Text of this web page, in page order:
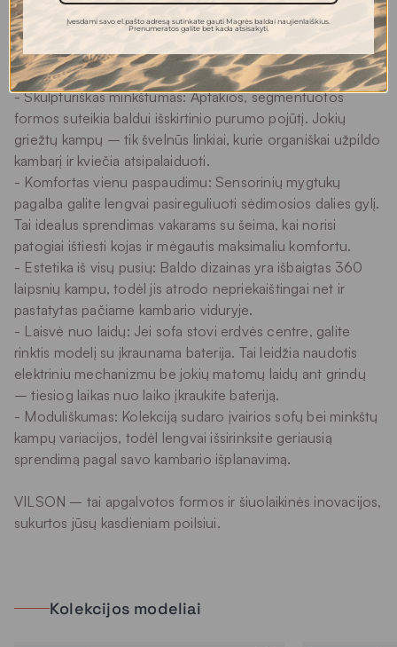
konstrukcija sukuria vizualų lengvumą ir harmoniją jūsų
namų erdvėje.
Kuo išskirtinė VILSON kolekcija?
- Skulptūriškas minkštumas: Aptakios, segmentuotos
formos suteikia baldui išskirtinio purumo pojūtį. Jokių
griežtų kampų – tik švelnūs linkiai, kurie organiškai užpildo
kambarį ir kviečia atsipalaiduoti.
- Komfortas vienu paspaudimu: Sensorinių mygtukų
pagalba galite lengvai pasireguliuoti sėdimosios dalies gylį.
Tai idealus sprendimas vakarams su šeima, kai norisi
patogiai ištiesti kojas ir mėgautis maksimaliu komfortu.
- Estetika iš visų pusių: Baldo dizainas yra išbaigtas 360
laipsnių kampu, todėl jis atrodo nepriekaištingai net ir
pastatytas pačiame kambario viduryje.
- Laisvė nuo laidų: Jei sofa stovi erdvės centre, galite
rinktis modelį su įkraunama baterija. Tai leidžia naudotis
elektriniu mechanizmu be jokių matomų laidų ant grindų
– tiesiog laikas nuo laiko įkraukite bateriją.
- Moduliškumas: Kolekciją sudaro įvairios sofų bei minkštų
kampų variacijos, todėl lengvai išsirinksite geriausią
sprendimą pagal savo kambario išplanavimą.
VILSON – tai apgalvotos formos ir šiuolaikinės inovacijos,
sukurtos jūsų kasdieniam poilsiui.
Kolekcijos modeliai
Įvesdami savo el.pašto adresą sutinkate gauti Magrės baldai naujienlaiškius.
Prenumeratos galite bet kada atsisakyti.